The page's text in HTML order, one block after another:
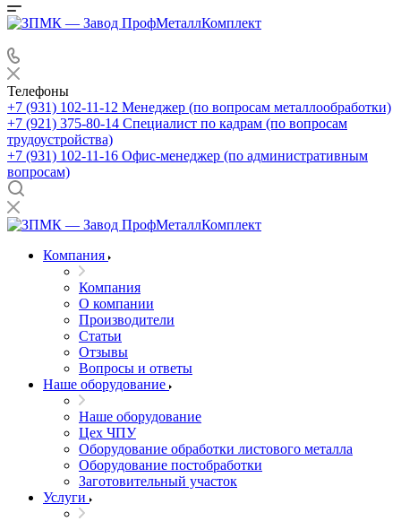
Телефоны
+7 (931) 102-11-12 Менеджер (по вопросам металлообработки)
+7 (921) 375-80-14 Специалист по кадрам (по вопросам
трудоустройства)
+7 (931) 102-11-16 Офис-менеджер (по административным
вопросам)
Компания
Компания
О компании
Производители
Статьи
Отзывы
Вопросы и ответы
Наше оборудование
Наше оборудование
Цех ЧПУ
Оборудование обработки листового металла
Оборудование постобработки
Заготовительный участок
Услуги